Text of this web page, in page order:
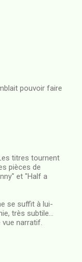
pouvoir faire
titres tournent
pièces de
et "Half a
se suffit à lui-
très subtile...
narratif.